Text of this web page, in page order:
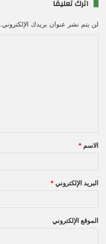
اترك تعليقاً
لن يتم نشر عنوان بريدك الإلكتروني.
ق
*
الاسم *
البريد الإلكتروني *
الموقع الإلكتروني